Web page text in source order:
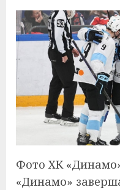
Фото ХК
«Динамо»